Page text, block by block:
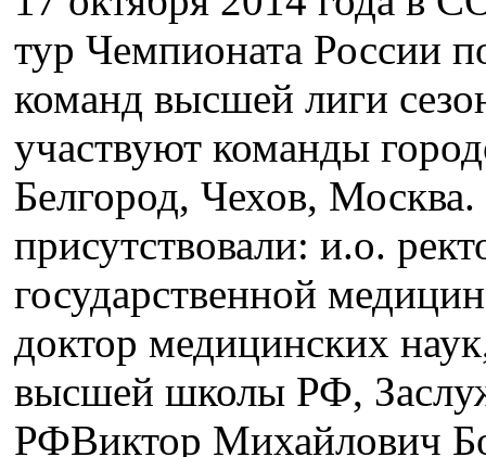
тур Чемпионата России
команд высшей лиги
участвуют команды
Белгород, Чехов,
присутствовали: и.о.
государственной
доктор медицинских
высшей школы РФ,
РФВиктор Михайлович